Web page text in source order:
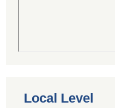
Local Level